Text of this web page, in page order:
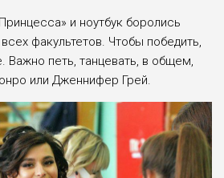
и ноутбук боролись
факультетов. Чтобы победить,
Важно петь, танцевать, в общем,
или Дженнифер Грей.